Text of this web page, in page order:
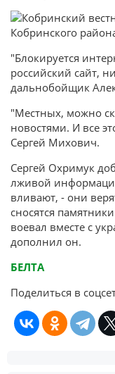
"Блокируется
российский сайт,
дальнобойщик
"Местных, можно
новостями. И все
Сергей Михович.
Сергей Охримук
лживой
вливают, - они
сносятся
воевал вместе с
дополнил он.
БЕЛТА
Поделиться в